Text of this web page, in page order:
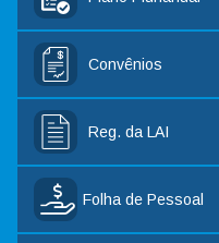
Convênios
Reg. da LAI
Folha de Pessoal